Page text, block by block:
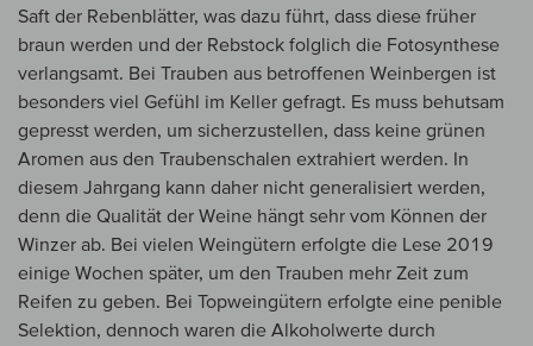
Saft der Rebenblätter, was dazu führt, dass diese früher
braun werden und der Rebstock folglich die Fotosynthese
verlangsamt. Bei Trauben aus betroffenen Weinbergen ist
besonders viel Gefühl im Keller gefragt. Es muss behutsam
gepresst werden, um sicherzustellen, dass keine grünen
Aromen aus den Traubenschalen extrahiert werden. In
diesem Jahrgang kann daher nicht generalisiert werden,
denn die Qualität der Weine hängt sehr vom Können der
Winzer ab. Bei vielen Weingütern erfolgte die Lese 2019
einige Wochen später, um den Trauben mehr Zeit zum
Reifen zu geben. Bei Topweingütern erfolgte eine penible
Selektion, dennoch waren die Alkoholwerte durch